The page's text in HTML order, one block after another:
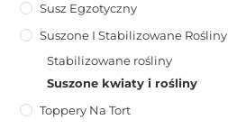
Susz Egzotyczny
Suszone I Stabilizowane Rośliny
Stabilizowane rośliny
Suszone kwiaty i rośliny
Toppery Na Tort